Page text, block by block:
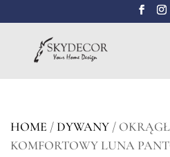
HOME /DYWANY /
KOMFORTOWY LUNA